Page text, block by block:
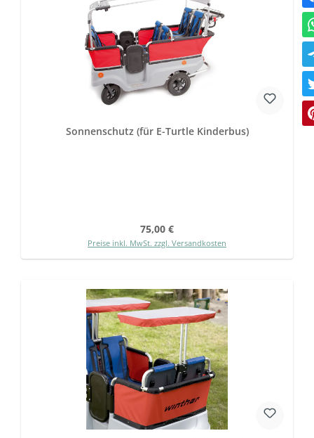
Sonnenschutz (für E-Turtle Kinderbus)
Regulärer Preis:
75,00 €
Preise inkl. MwSt. zzgl. Versandkosten